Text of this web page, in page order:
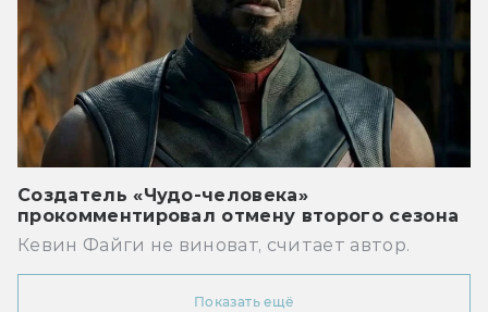
Создатель «Чудо-человека»
прокомментировал отмену второго сезона
Кевин Файги не виноват, считает автор.
Показать ещё